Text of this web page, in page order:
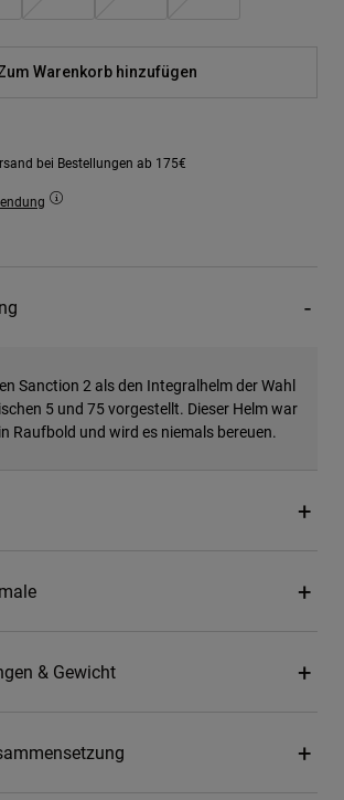
Warenkorb hinzufügen
bei Bestellungen ab 175€
Sanction 2 als den Integralhelm der Wahl
5 und 75 vorgestellt. Dieser Helm war
Raufbold und wird es niemals bereuen.
& Gewicht